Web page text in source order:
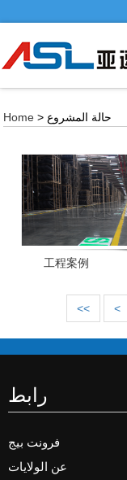
Home > حالة المشروع
工程案例
<< <
رابط
فرونت بيج
عن الولايات